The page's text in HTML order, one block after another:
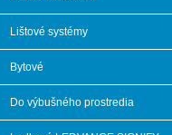
Lištové systémy
Bytové
Do výbušného prostredia